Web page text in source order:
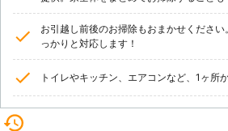
お引越し前後のお掃除もおまかせくださ
っかりと対応します！
トイレやキッチン、エアコンなど、1ヶ所